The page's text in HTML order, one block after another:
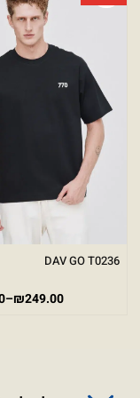
DAV GO T0236
₪249.00
–
גודל טקסט
גווני אפור
מצבי תצוגה
רגיל
ניגודיות הפוכה
הדגשת קישורים